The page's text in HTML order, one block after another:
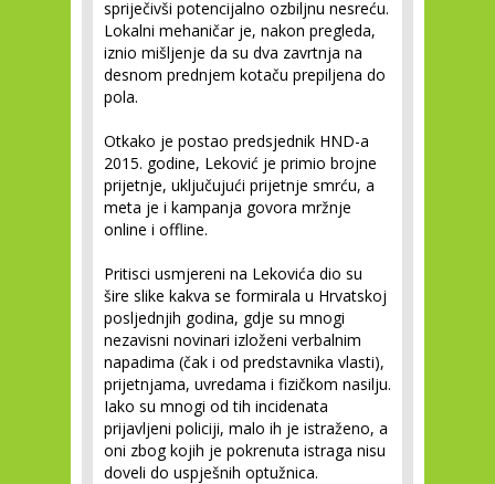
spriječivši potencijalno ozbiljnu nesreću.
Lokalni mehaničar je, nakon pregleda,
iznio mišljenje da su dva zavrtnja na
desnom prednjem kotaču prepiljena do
pola.
Otkako je postao predsjednik HND-a
2015. godine, Leković je primio brojne
prijetnje, uključujući prijetnje smrću, a
meta je i kampanja govora mržnje
online i offline.
Pritisci usmjereni na Lekovića dio su
šire slike kakva se formirala u Hrvatskoj
posljednjih godina, gdje su mnogi
nezavisni novinari izloženi verbalnim
napadima (čak i od predstavnika vlasti),
prijetnjama, uvredama i fizičkom nasilju.
Iako su mnogi od tih incidenata
prijavljeni policiji, malo ih je istraženo, a
oni zbog kojih je pokrenuta istraga nisu
doveli do uspješnih optužnica.